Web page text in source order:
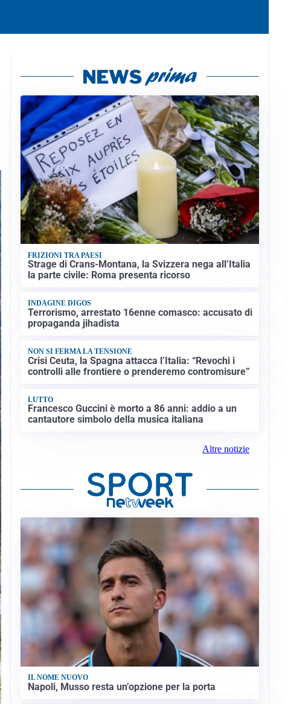
FRIZIONI TRA PAESI
Strage di Crans-Montana, la Svizzera nega all’Italia
la parte civile: Roma presenta ricorso
INDAGINE DIGOS
Terrorismo, arrestato 16enne comasco: accusato di
propaganda jihadista
NON SI FERMA LA TENSIONE
Crisi Ceuta, la Spagna attacca l’Italia: “Revochi i
controlli alle frontiere o prenderemo contromisure”
LUTTO
Francesco Guccini è morto a 86 anni: addio a un
cantautore simbolo della musica italiana
Altre notizie
IL NOME NUOVO
Napoli, Musso resta un’opzione per la porta